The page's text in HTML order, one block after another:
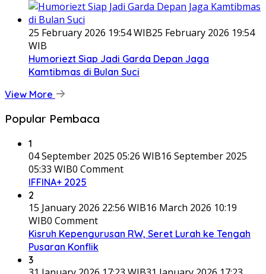
25 February 2026 19:54 WIB25 February 2026 19:54
WIB
Humoriezt Siap Jadi Garda Depan Jaga
Kamtibmas di Bulan Suci
View More
Popular Pembaca
1
04 September 2025 05:26 WIB16 September 2025
05:33 WIB0 Comment
IFFINA+ 2025
2
15 January 2026 22:56 WIB16 March 2026 10:19
WIB0 Comment
Kisruh Kepengurusan RW, Seret Lurah ke Tengah
Pusaran Konflik
3